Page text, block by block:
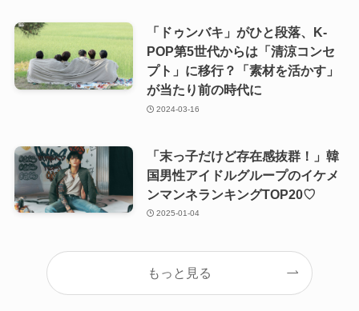
「ドゥンバキ」がひと段落、K-
POP第5世代からは「清涼コンセ
プト」に移行？「素材を活かす」
が当たり前の時代に
2024-03-16
「末っ子だけど存在感抜群！」韓
国男性アイドルグループのイケメ
ンマンネランキングTOP20♡
2025-01-04
もっと見る